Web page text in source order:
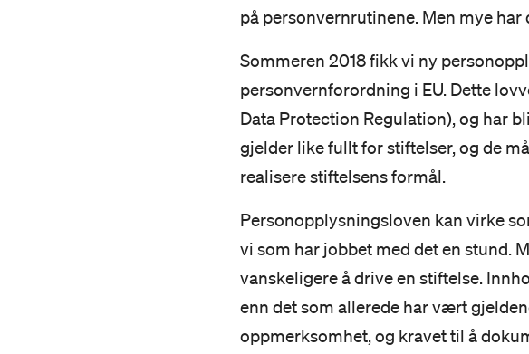
på personvernrutinene. Men mye har
Sommeren 2018 fikk vi ny
personvernforordning i EU. Dette
Data Protection Regulation), og har
gjelder like fullt for stiftelser, og de
realisere stiftelsens formål.
Personopplysningsloven kan virke
vi som har jobbet med det en stund.
vanskeligere å drive en stiftelse.
enn det som allerede har vært
oppmerksomhet, og kravet til å